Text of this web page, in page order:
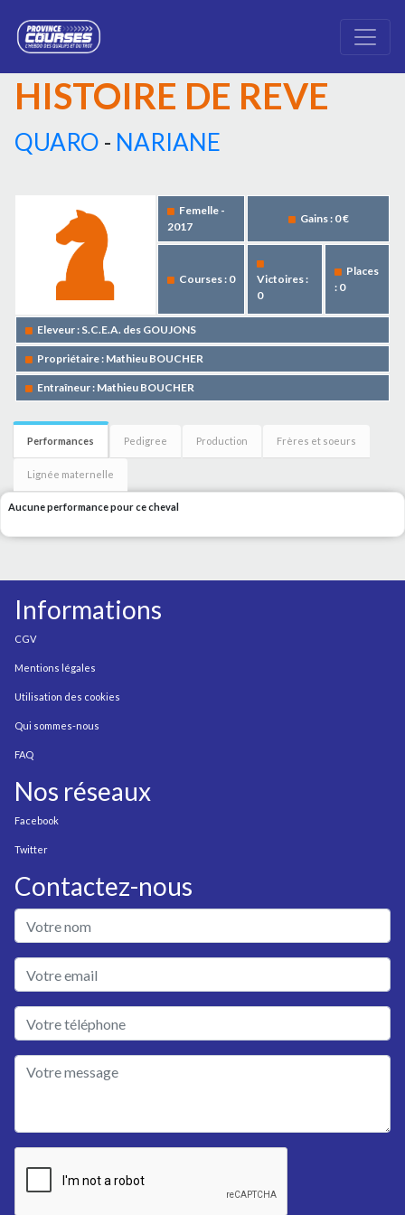
HISTOIRE DE REVE
QUARO - NARIANE
Femelle -
2017
Gains : 0 €
Courses : 0
Victoires :
0
Places
: 0
Eleveur : S.C.E.A. des GOUJONS
Propriétaire : Mathieu BOUCHER
Entraîneur : Mathieu BOUCHER
Performances Pedigree Production Frères et soeurs
Lignée maternelle
Aucune performance pour ce cheval
Informations
CGV
Mentions légales
Utilisation des cookies
Qui sommes-nous
FAQ
Nos réseaux
Facebook
Twitter
Contactez-nous